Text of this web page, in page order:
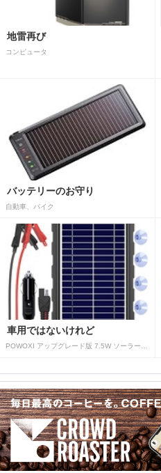
地雷再び
コンピュータ
バッテリーのお守り
自動車、バイク
車用ではないけれど
POWOXI アップグレード版 7.5W ソーラーバッテリートリクルチャージャーメンテナー 12V ポータブル防水ソーラーパネル トリクル充電キット 車、自動車、オートバイ、ボート、マリン、RV、トレーラー、スノーモービルなど用